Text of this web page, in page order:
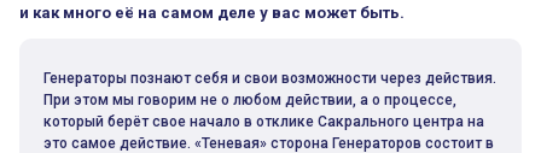
и как много её на самом деле у вас может быть.
Генераторы познают себя и свои возможности через действия.
При этом мы говорим не о любом действии, а о процессе,
который берёт свое начало в отклике Сакрального центра на
это самое действие. «Теневая» сторона Генераторов состоит в